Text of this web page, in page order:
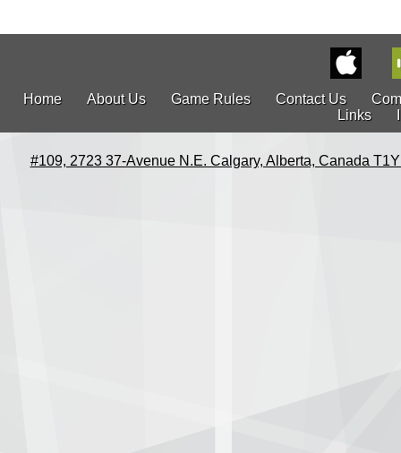
Home About Us Game Rules Contact Us
Links
#109, 2723 37-Avenue N.E. Calgary, Alberta, Canada